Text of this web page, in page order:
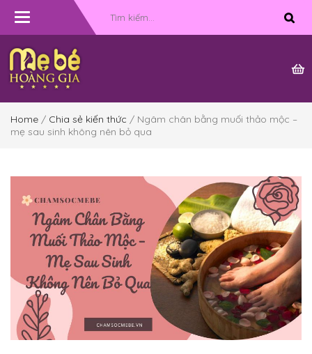
Toggle
Home / Chia sẻ kiến thức / Ngâm chân bằng muối thảo mộc –
mẹ sau sinh không nên bỏ qua